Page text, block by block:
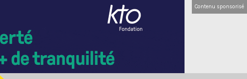
Contenu sponsorisé